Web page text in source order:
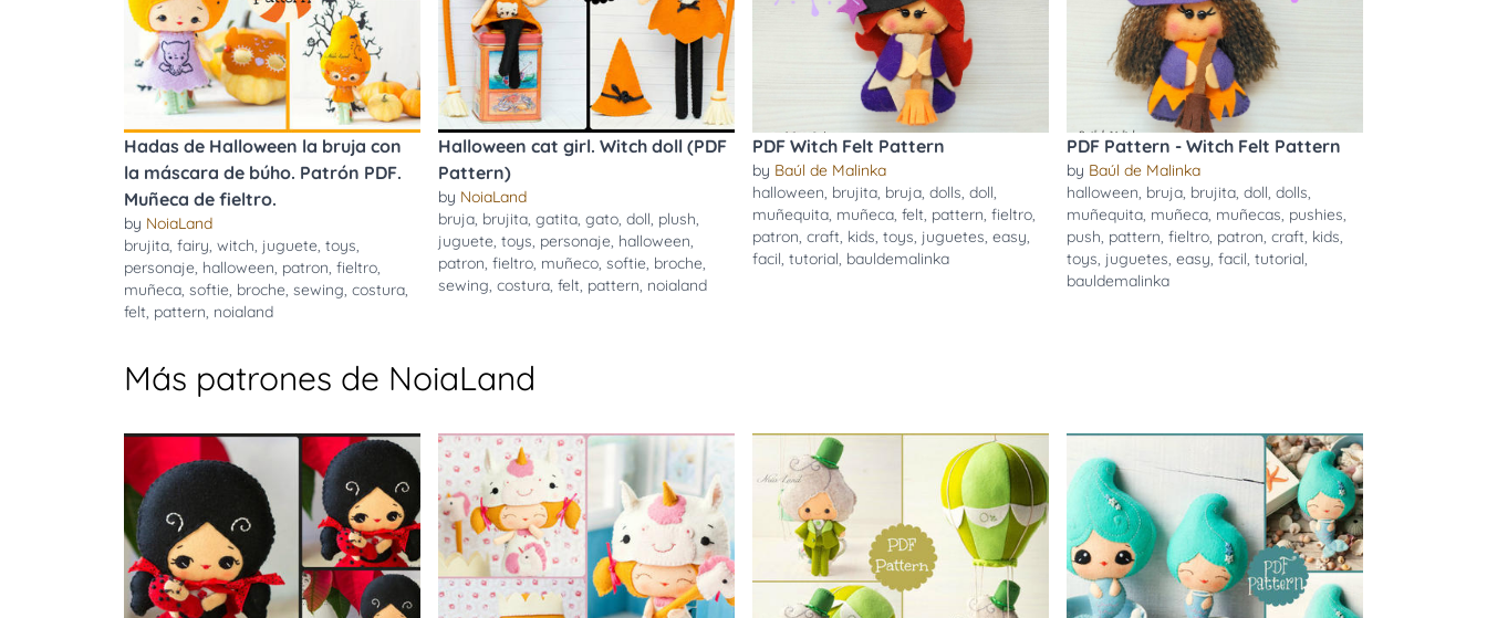
Hadas de Halloween la bruja con
la máscara de búho. Patrón PDF.
Muñeca de fieltro.
by NoiaLand
brujita, fairy, witch, juguete, toys,
personaje, halloween, patron, fieltro,
muñeca, softie, broche, sewing, costura,
felt, pattern, noialand
Halloween cat girl. Witch doll (PDF
Pattern)
by NoiaLand
bruja, brujita, gatita, gato, doll, plush,
juguete, toys, personaje, halloween,
patron, fieltro, muñeco, softie, broche,
sewing, costura, felt, pattern, noialand
PDF Witch Felt Pattern
by Baúl de Malinka
halloween, brujita, bruja, dolls, doll,
muñequita, muñeca, felt, pattern, fieltro,
patron, craft, kids, toys, juguetes, easy,
facil, tutorial, bauldemalinka
PDF Pattern - Witch Felt Pattern
by Baúl de Malinka
halloween, bruja, brujita, doll, dolls,
muñequita, muñeca, muñecas, pushies,
push, pattern, fieltro, patron, craft, kids,
toys, juguetes, easy, facil, tutorial,
bauldemalinka
Más patrones de NoiaLand